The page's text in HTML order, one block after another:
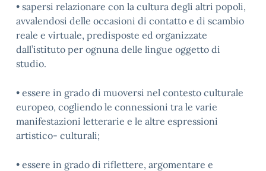
• sapersi relazionare con la cultura degli altri popoli,
avvalendosi delle occasioni di contatto e di scambio
reale e virtuale, predisposte ed organizzate
dall’istituto per ognuna delle lingue oggetto di
studio.
• essere in grado di muoversi nel contesto culturale
europeo, cogliendo le connessioni tra le varie
manifestazioni letterarie e le altre espressioni
artistico- culturali;
• essere in grado di riflettere, argomentare e